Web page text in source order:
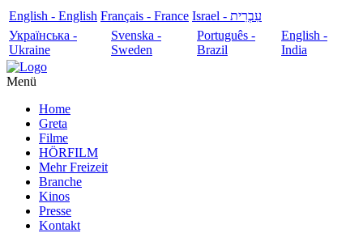
English - English Français - France
עִבְרִית - Israel
Українська -
Ukraine
Svenska -
Sweden
Português -
Brazil
English -
India
Menü
Home
Greta
Filme
HÖRFILM
Mehr Freizeit
Branche
Kinos
Presse
Kontakt